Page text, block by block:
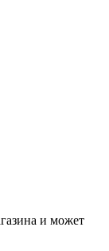
и может